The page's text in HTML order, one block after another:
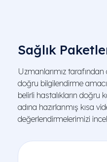
Sağlık
Uzmanlarımız
doğru bilgilendirme
belirli hastalıkların
adına hazırlanmış kısa
değerlendirmelerimizi